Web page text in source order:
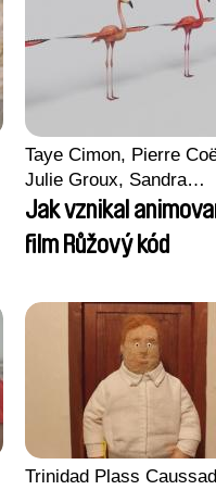
Taye Cimon, Pierre
Julie Groux, Sandra
Leydier, Manuarii
Romain Seisson
Jak vznikal
film Růžový kód
Trinidad Plass